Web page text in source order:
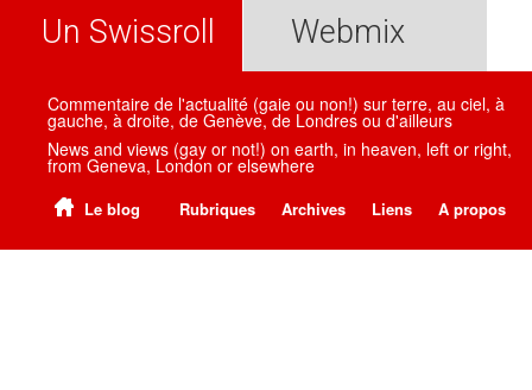
Un Swissroll Webmix
Commentaire de l'actualité (gaie ou non!) sur terre, au ciel, à
gauche, à droite, de Genève, de Londres ou d'ailleurs
News and views (gay or not!) on earth, in heaven, left or right,
from Geneva, London or elsewhere
Le blog Rubriques Archives Liens A propos